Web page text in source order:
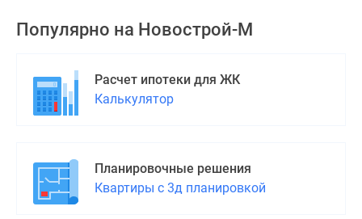
Коттеджные
поселки
центры
Коттеджи
Популярно на Новострой-М
Расчет ипотеки для ЖК
Калькулятор
Планировочные решения
Квартиры с 3д планировкой